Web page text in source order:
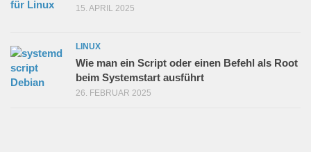
15. APRIL 2025
LINUX
Wie man ein Script oder einen Befehl als Root
beim Systemstart ausführt
26. FEBRUAR 2025